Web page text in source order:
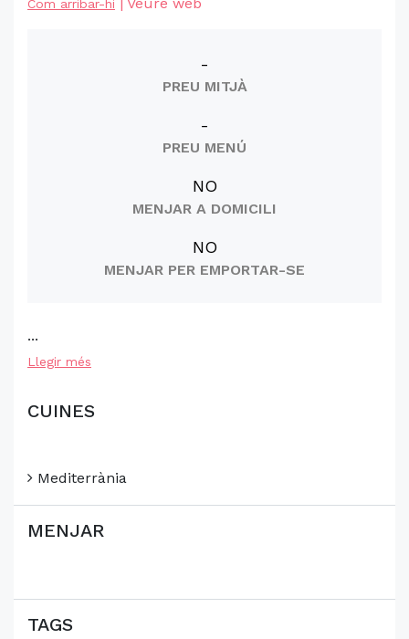
Com arribar-hi
-
PREU MITJÀ
-
PREU MENÚ
NO
MENJAR A DOMICILI
NO
MENJAR PER EMPORTAR-SE
...
Llegir més
CUINES
Mediterrània
MENJAR
TAGS